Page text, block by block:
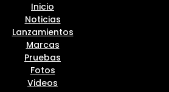
Inicio
Noticias
Lanzamientos
Marcas
Pruebas
Fotos
Videos